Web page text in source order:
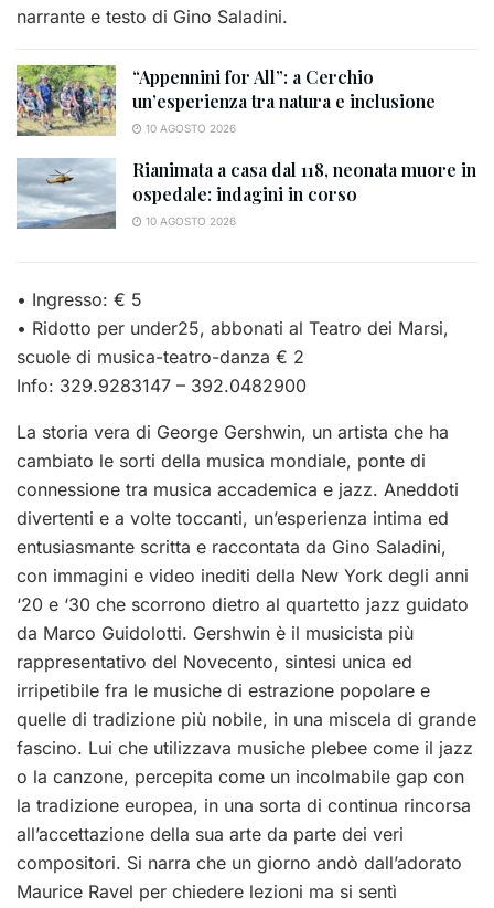
narrante e testo di Gino Saladini.
“Appennini for All”: a Cerchio
un’esperienza tra natura e inclusione
10 AGOSTO 2026
Rianimata a casa dal 118, neonata muore in
ospedale: indagini in corso
10 AGOSTO 2026
• Ingresso: € 5
• Ridotto per under25, abbonati al Teatro dei Marsi,
scuole di musica-teatro-danza € 2
Info: 329.9283147 – 392.0482900
La storia vera di George Gershwin, un artista che ha
cambiato le sorti della musica mondiale, ponte di
connessione tra musica accademica e jazz. Aneddoti
divertenti e a volte toccanti, un’esperienza intima ed
entusiasmante scritta e raccontata da Gino Saladini,
con immagini e video inediti della New York degli anni
‘20 e ‘30 che scorrono dietro al quartetto jazz guidato
da Marco Guidolotti. Gershwin è il musicista più
rappresentativo del Novecento, sintesi unica ed
irripetibile fra le musiche di estrazione popolare e
quelle di tradizione più nobile, in una miscela di grande
fascino. Lui che utilizzava musiche plebee come il jazz
o la canzone, percepita come un incolmabile gap con
la tradizione europea, in una sorta di continua rincorsa
all’accettazione della sua arte da parte dei veri
compositori. Si narra che un giorno andò dall’adorato
Maurice Ravel per chiedere lezioni ma si sentì